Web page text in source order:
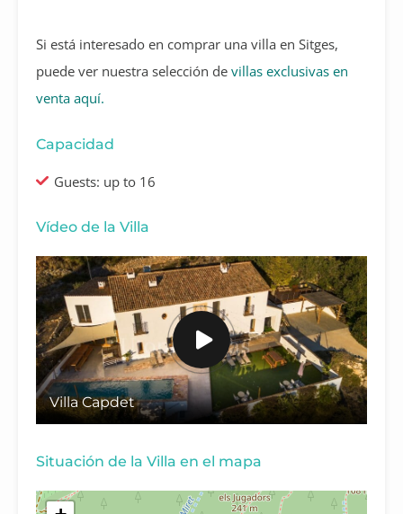
Si está interesado en comprar una villa en Sitges,
puede ver nuestra selección de villas exclusivas en
venta aquí.
Capacidad
Guests: up to 16
Vídeo de la Villa
Villa Capdet
Situación de la Villa en el mapa